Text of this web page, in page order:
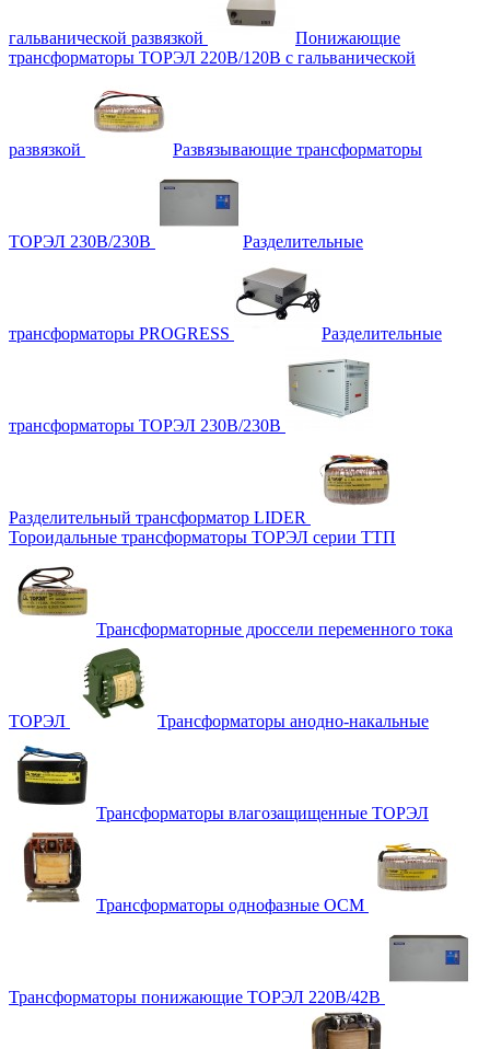
гальванической развязкой
Понижающие
трансформаторы ТОРЭЛ 220В/120В с гальванической
развязкой Развязывающие трансформаторы
ТОРЭЛ 230В/230В Разделительные
трансформаторы PROGRESS Разделительные
трансформаторы ТОРЭЛ 230В/230В
Разделительный трансформатор LIDER
Тороидальные трансформаторы ТОРЭЛ серии ТТП
Трансформаторные дроссели переменного тока
ТОРЭЛ Трансформаторы анодно-накальные
Трансформаторы влагозащищенные ТОРЭЛ
Трансформаторы однофазные ОСМ
Трансформаторы понижающие ТОРЭЛ 220В/42В